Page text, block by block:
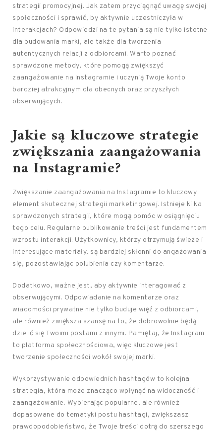
strategii promocyjnej. Jak zatem przyciągnąć uwagę swojej
społeczności i sprawić, by aktywnie uczestniczyła w
interakcjach? Odpowiedzi na te pytania są nie tylko istotne
dla budowania marki, ale także dla tworzenia
autentycznych relacji z odbiorcami. Warto poznać
sprawdzone metody, które pomogą zwiększyć
zaangażowanie na Instagramie i uczynią Twoje konto
bardziej atrakcyjnym dla obecnych oraz przyszłych
obserwujących.
Jakie są kluczowe strategie
zwiększania zaangażowania
na Instagramie?
Zwiększanie zaangażowania na Instagramie to kluczowy
element skutecznej strategii marketingowej. Istnieje kilka
sprawdzonych strategii, które mogą pomóc w osiągnięciu
tego celu. Regularne publikowanie treści jest fundamentem
wzrostu interakcji. Użytkownicy, którzy otrzymują świeże i
interesujące materiały, są bardziej skłonni do angażowania
się, pozostawiając polubienia czy komentarze.
Dodatkowo, ważne jest, aby aktywnie interagować z
obserwującymi. Odpowiadanie na komentarze oraz
wiadomości prywatne nie tylko buduje więź z odbiorcami,
ale również zwiększa szansę na to, że dobrowolnie będą
dzielić się Twoimi postami z innymi. Pamiętaj, że Instagram
to platforma społecznościowa, więc kluczowe jest
tworzenie społeczności wokół swojej marki.
Wykorzystywanie odpowiednich hashtagów to kolejna
strategia, która może znacząco wpłynąć na widoczność i
zaangażowanie. Wybierając popularne, ale również
dopasowane do tematyki postu hashtagi, zwiększasz
prawdopodobieństwo, że Twoje treści dotrą do szerszego